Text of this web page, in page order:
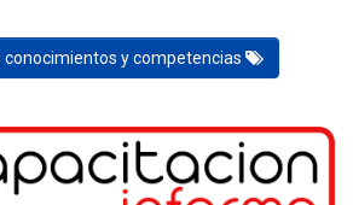
conocimientos y competencias